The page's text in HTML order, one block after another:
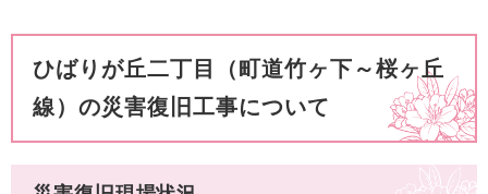
ひばりが丘二丁目（町道竹ヶ下～桜ヶ丘
線）の災害復旧工事について